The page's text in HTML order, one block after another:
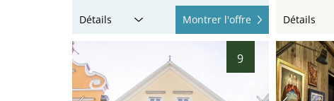
Détails Montrer l'offre Détails
9